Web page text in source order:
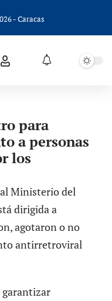
- Caracas
para
a personas
los
Ministerio del
dirigida a
agotaron o no
antirretroviral